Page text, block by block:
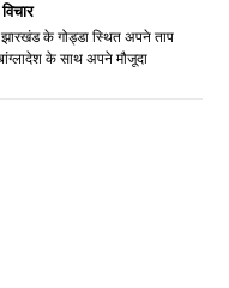
झारखंड के गोड्डा स्थित अपने ताप
के साथ अपने मौजूदा